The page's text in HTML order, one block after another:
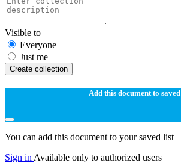
Visible to
Everyone
Just me
Create collection
Add this document to saved
You can add this document to your saved list
Sign in Available only to authorized users